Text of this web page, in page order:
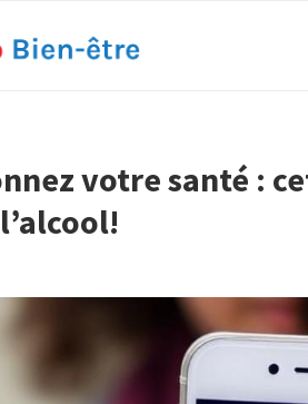
votre santé :